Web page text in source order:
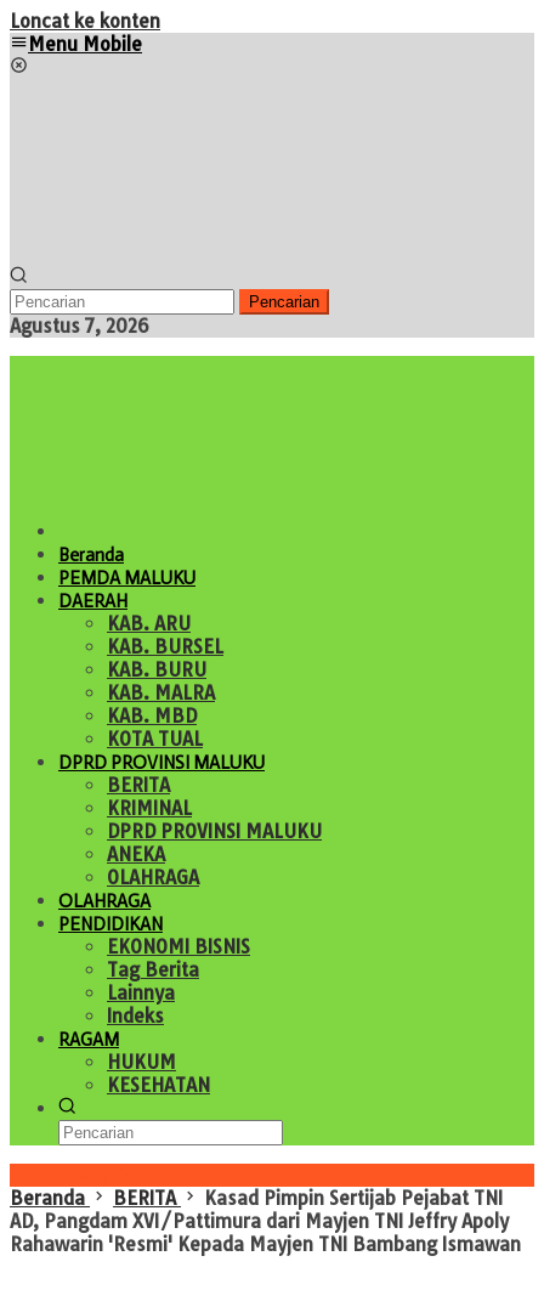
Loncat ke konten
Menu Mobile
Pencarian
Agustus 7, 2026
Beranda
PEMDA MALUKU
DAERAH
KAB. ARU
KAB. BURSEL
KAB. BURU
KAB. MALRA
KAB. MBD
KOTA TUAL
DPRD PROVINSI MALUKU
BERITA
KRIMINAL
DPRD PROVINSI MALUKU
ANEKA
OLAHRAGA
OLAHRAGA
PENDIDIKAN
EKONOMI BISNIS
Tag Berita
Lainnya
Indeks
RAGAM
HUKUM
KESEHATAN
Beranda
BERITA
Kasad Pimpin Sertijab Pejabat TNI
AD, Pangdam XVI/Pattimura dari Mayjen TNI Jeffry Apoly
Rahawarin 'Resmi' Kepada Mayjen TNI Bambang Ismawan